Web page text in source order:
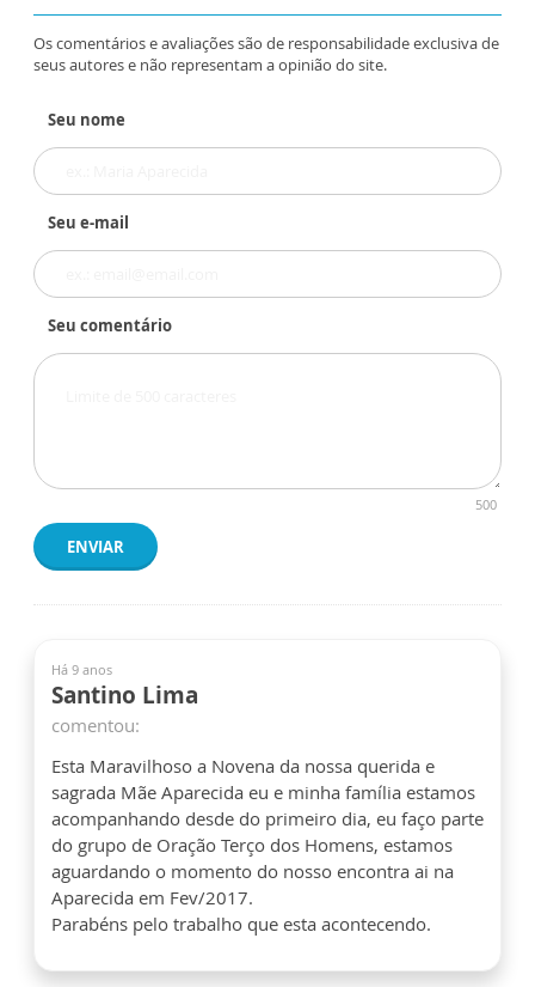
Os comentários e avaliações são de responsabilidade exclusiva de
seus autores e não representam a opinião do site.
Seu nome
Seu e-mail
Seu comentário
500
ENVIAR
Há 9 anos
Santino Lima
comentou:
Esta Maravilhoso a Novena da nossa querida e
sagrada Mãe Aparecida eu e minha família estamos
acompanhando desde do primeiro dia, eu faço parte
do grupo de Oração Terço dos Homens, estamos
aguardando o momento do nosso encontra ai na
Aparecida em Fev/2017.
Parabéns pelo trabalho que esta acontecendo.